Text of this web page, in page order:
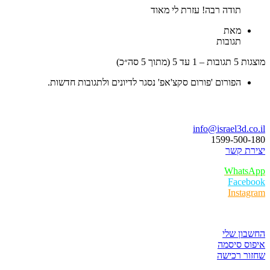
תודה רבה! עזרת לי מאוד
מאת
תגובות
5 (מתוך 5 סה״כ)
הפורום 'פורום סקצ'אפ' נסגר לדיונים ולתגובות חדשות.
1599-
קשר
שלי
סיסמה
רכישה